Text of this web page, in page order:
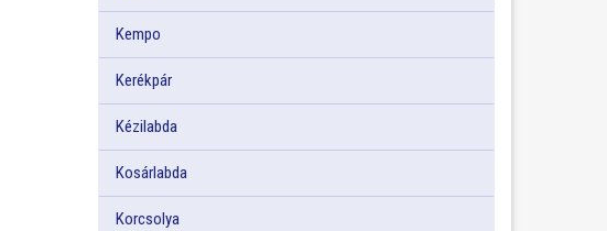
Kempo
Kerékpár
Kézilabda
Kosárlabda
Korcsolya